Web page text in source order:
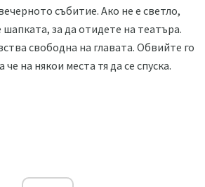
събитие. Ако не е светло,
за да отидете на театъра.
свободна на главата. Обвийте го
на някои места тя да се спуска.